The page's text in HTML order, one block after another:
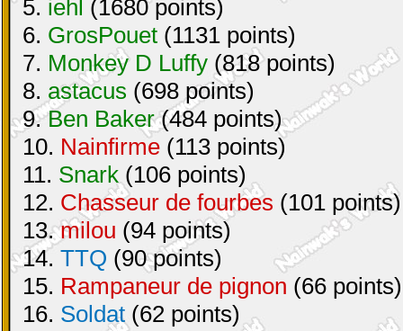
5. iehl (1680 points)
6. GrosPouet (1131 points)
7. Monkey D Luffy (818 points)
8. astacus (698 points)
9.Ben Baker(484 points)
10. Nainfirme (113 points)
11. Snark(106 points)
12. Chasseur de fourbes (101 points)
13.milou (94 points)
14. TTQ (90 points)
15. Rampaneur de pignon (66 points)
16. Soldat (62 points)